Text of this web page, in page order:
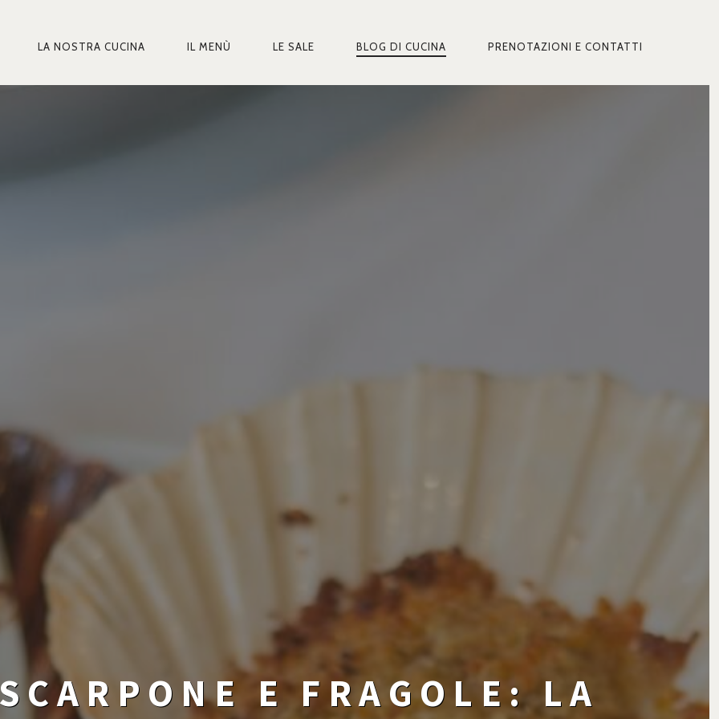
LA NOSTRA CUCINA IL MENÙ LE SALE BLOG DI CUCINA PRENOTAZIONI E CONTATTI
E FRAGOLE: LA